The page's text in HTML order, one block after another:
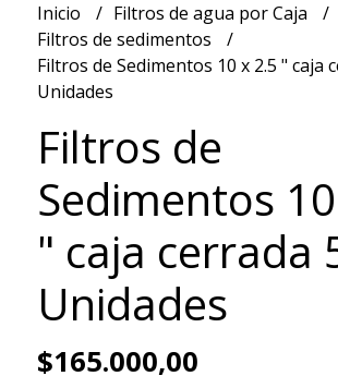
Inicio
Filtros de agua por Caja
Filtros de sedimentos
Filtros de Sedimentos 10 x 2.5 " caja
Unidades
Filtros de
Sedimentos
" caja cerrada
Unidades
$165.000,00